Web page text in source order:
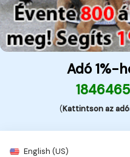
Adó 1%-
(Kattintson az
English (US)